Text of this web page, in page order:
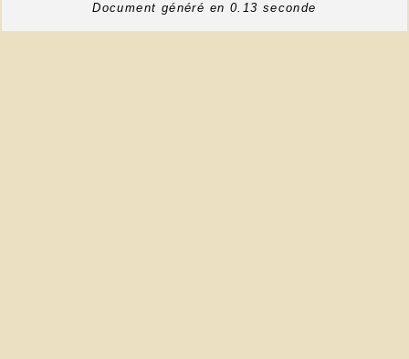
Document généré en 0.13 seconde